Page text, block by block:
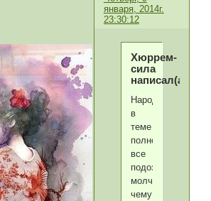
января, 2014г.
23:30:12
Хюррем-
сила
написал(а):
Народу
в
теме
полно,но
все
подозрительно
молчат.К
чему